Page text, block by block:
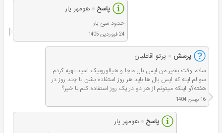
پاسخ هومهر یار
حدود سی بار
24 فروردین 1405
پرسش پرتو اقاعلیان
سلام وقت بخیر من ایس بال ماچا و هیالورونیک اسید تهیه کردم
سوالم اینه که ایس بال ها باید هر روز استفاده بشن یا چند روز در
هفته؟و اینکه میتونم از هر دو در یک روز استفاده کنم یا خیر؟
16 بهمن 1404
پاسخ هومهر یار